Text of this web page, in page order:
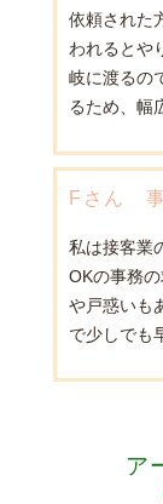
依頼された
われるとや
岐に渡るの
るため、幅
Fさん
私は接客業
OKの事務
や戸惑いも
で少しでも
ア